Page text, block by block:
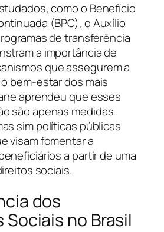
como o Benefício
(BPC), o Auxílio
de transferência
a importância de
que assegurem a
bem-estar dos mais
aprendeu que esses
são apenas medidas
sim políticas públicas
visam fomentar a
a partir de uma
sociais.
dos
no Brasil